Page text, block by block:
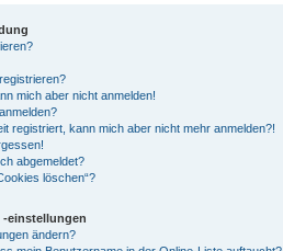
mich aber nicht anmelden!
registriert, kann mich aber nicht mehr anmelden?!
abgemeldet?
löschen“?
-einstellungen
ändern?